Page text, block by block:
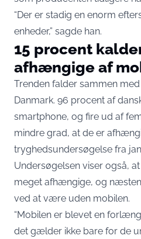
“Der er stadig en enorm
enheder,” sagde han.
15 procent
afhængige af
Trenden falder sammen
Danmark. 96 procent af
smartphone, og fire ud af
mindre grad, at de er
tryghedsundersøgelse fra
Undersøgelsen viser også,
meget afhængige, og
ved at være uden mobilen.
“Mobilen er blevet en
det gælder ikke bare for de